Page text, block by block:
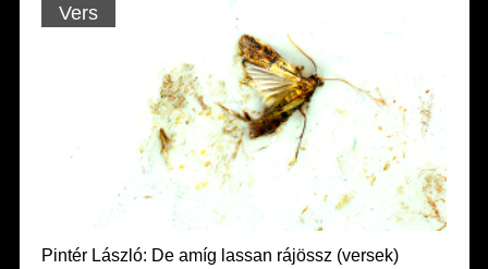
Vers
Pintér László: De amíg lassan rájössz (versek)